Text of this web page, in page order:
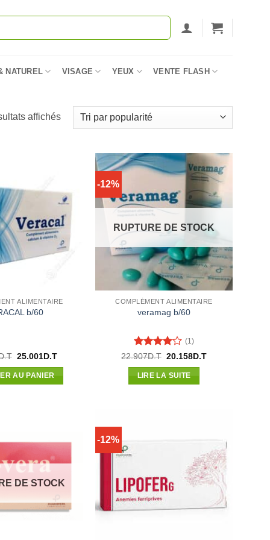
NATUREL VISAGE YEUX VENTE FLASH
affichésTrié
par
ALIMENTAIRE
b/60
Le
initial
était :
25.001D.TLe
AU PANIER
-12%
RUPTURE DE STOCK
COMPLÉMENT ALIMENTAIRE
veramag b/60
Note4
(1)
22.907D.T Le
initial
était :
20.158D.TLe
LIRE LA SUITE
DE STOCK
-12%